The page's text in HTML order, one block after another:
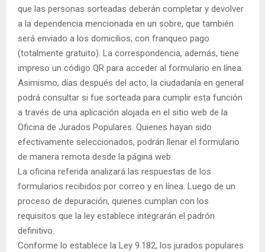
que las personas sorteadas deberán completar y devolver
a la dependencia mencionada en un sobre, que también
será enviado a los domicilios, con franqueo pago
(totalmente gratuito). La correspondencia, además, tiene
impreso un código QR para acceder al formulario en línea.
Asimismo, días después del acto, la ciudadanía en general
podrá consultar si fue sorteada para cumplir esta función
a través de una aplicación alojada en el sitio web de la
Oficina de Jurados Populares. Quienes hayan sido
efectivamente seleccionados, podrán llenar el formulario
de manera remota desde la página web.
La oficina referida analizará las respuestas de los
formularios recibidos por correo y en línea. Luego de un
proceso de depuración, quienes cumplan con los
requisitos que la ley establece integrarán el padrón
definitivo.
Conforme lo establece la Ley 9.182, los jurados populares